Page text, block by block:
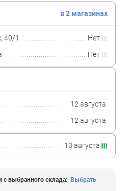
12 августа
12 августа
13 августа
в 2 магазинах
40/1
Нет
Нет
с выбранного склада: Выбрать